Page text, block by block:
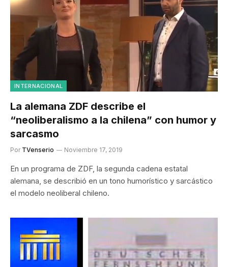
INTERNACIONAL
La alemana ZDF describe el
“neoliberalismo a la chilena” con humor y
sarcasmo
Por TVenserio Noviembre 17, 2019
En un programa de ZDF, la segunda cadena estatal
alemana, se describió en un tono humorístico y sarcástico
el modelo neoliberal chileno.